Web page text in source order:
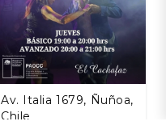
Av. Italia 1679, Ñuñoa,
Chile